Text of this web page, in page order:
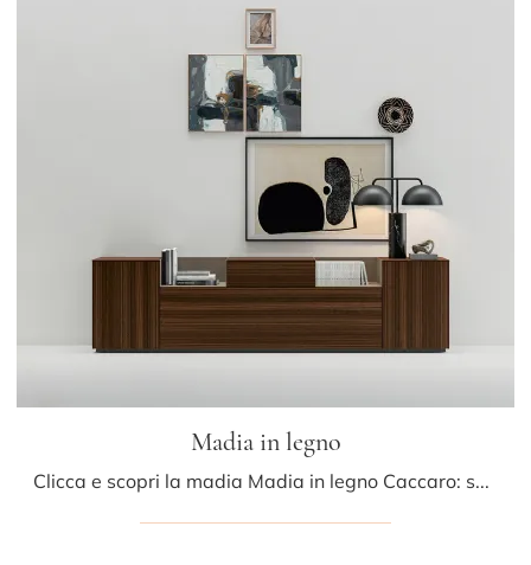
Madia in legno
Clicca e scopri la madia Madia in legno Caccaro: se desideri mobili in legno per stanze moderne, questa è la soluzione ottimale per te!